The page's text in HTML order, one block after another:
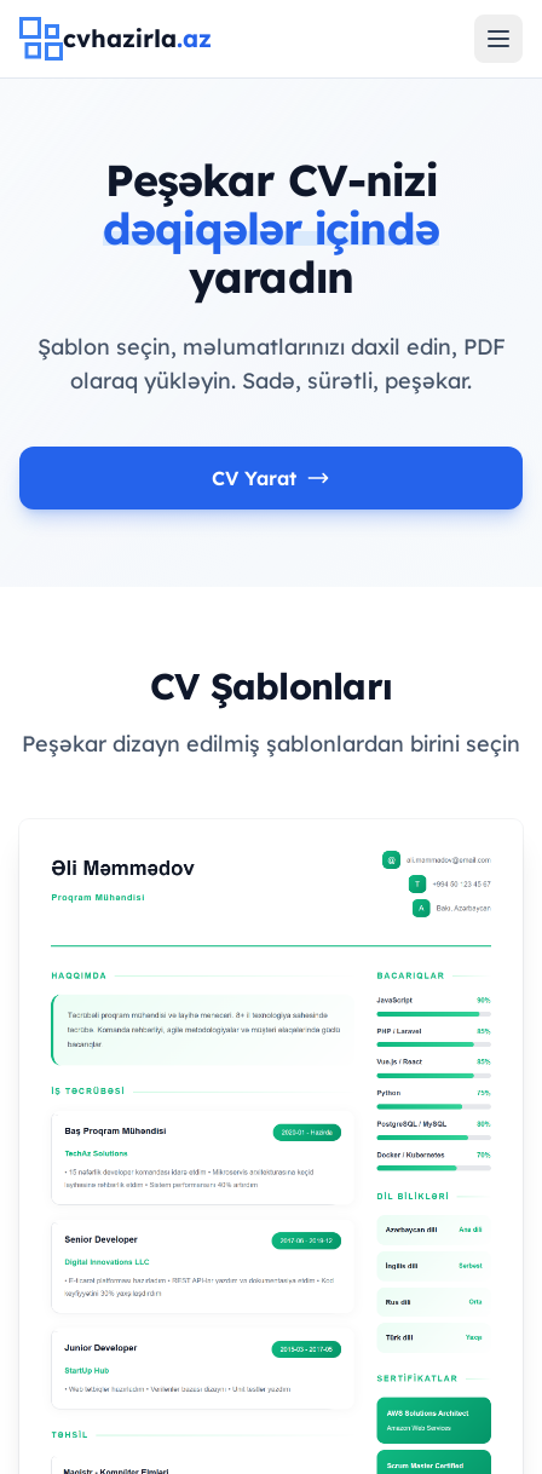
cvhazirla.az
Peşəkar CV-nizi
dəqiqələr içində
yaradın
Şablon seçin, məlumatlarınızı daxil edin, PDF
olaraq yükləyin. Sadə, sürətli, peşəkar.
CV Yarat
CV Şablonları
Peşəkar dizayn edilmiş şablonlardan birini seçin